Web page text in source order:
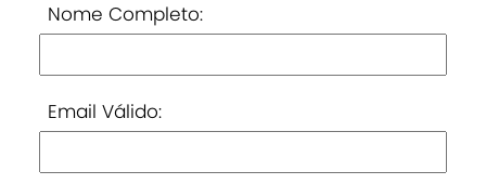
Nome Completo:
Email Válido: